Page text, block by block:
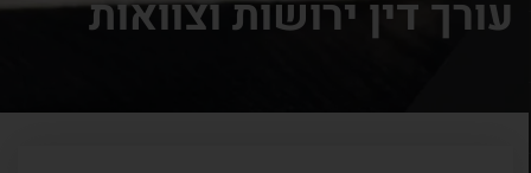
עורך דין ירושות וצוואות